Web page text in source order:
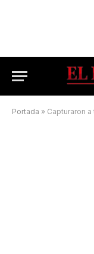
Portada » Capturaron a